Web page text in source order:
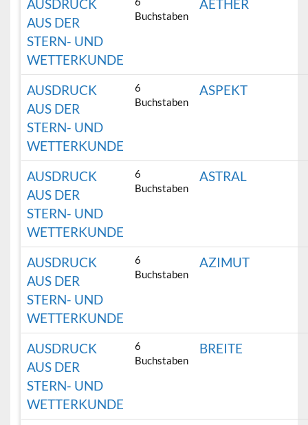
AUSDRUCK
AUS DER
STERN- UND
WETTERKUNDE
Buchstaben
AETHER
AUSDRUCK
AUS DER
STERN- UND
WETTERKUNDE
6
Buchstaben
ASPEKT
AUSDRUCK
AUS DER
STERN- UND
WETTERKUNDE
6
Buchstaben
ASTRAL
AUSDRUCK
AUS DER
STERN- UND
WETTERKUNDE
6
Buchstaben
AZIMUT
AUSDRUCK
AUS DER
STERN- UND
WETTERKUNDE
6
Buchstaben
BREITE